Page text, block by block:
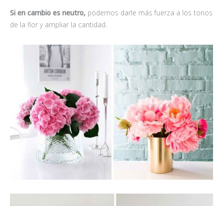
Si en cambio es neutro, podemos darle más fuerza a los tonos
de la flor y ampliar la cantidad.